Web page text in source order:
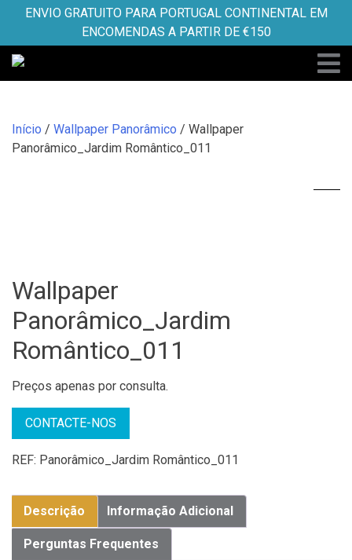
content
ENVIO GRATUITO PARA PORTUGAL CONTINENTAL EM
ENCOMENDAS A PARTIR DE €150
Início / Wallpaper Panorâmico / Wallpaper
Panorâmico_Jardim Romântico_011
Wallpaper
Panorâmico_Jardim
Romântico_011
Preços apenas por consulta.
CONTACTE-NOS
REF: Panorâmico_Jardim Romântico_011
Descrição Informação Adicional
Perguntas Frequentes